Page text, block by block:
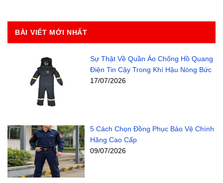
BÀI VIẾT MỚI NHẤT
Sự Thật Về Quần Áo Chống Hồ Quang
Điện Tin Cậy Trong Khí Hậu Nóng Bức
17/07/2026
5 Cách Chọn Đồng Phục Bảo Vệ Chính
Hãng Cao Cấp
09/07/2026